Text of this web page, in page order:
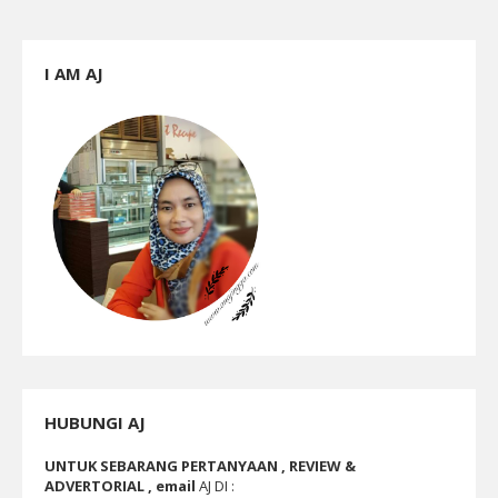
I AM AJ
HUBUNGI AJ
UNTUK SEBARANG PERTANYAAN , REVIEW &
ADVERTORIAL , email AJ DI :